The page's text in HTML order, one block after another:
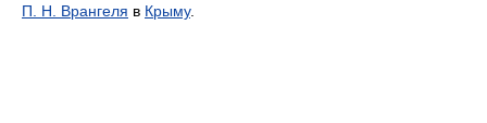
П. Н. Врангеля в Крыму.